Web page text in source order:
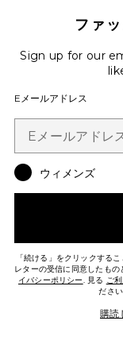
CAROL ショート
SEROYA
$298
ファ
Sign up for our
Eメールアドレス
ウィメンズ
「続ける」をクリックする
レターの受信に同意したも
イバシーポリシー. 見る ご
ださ
購読